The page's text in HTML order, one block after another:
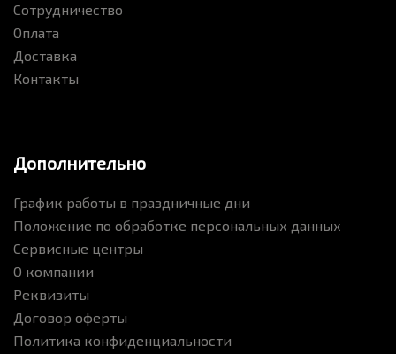
Сотрудничество
Оплата
Доставка
Контакты
Дополнительно
График работы в праздничные дни
Положение по обработке персональных данных
Сервисные центры
О компании
Реквизиты
Договор оферты
Политика конфиденциальности